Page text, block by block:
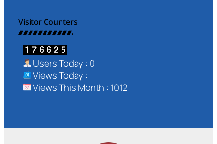
Visitor Counters
Users Today : 0
Views Today :
Views This Month : 1012